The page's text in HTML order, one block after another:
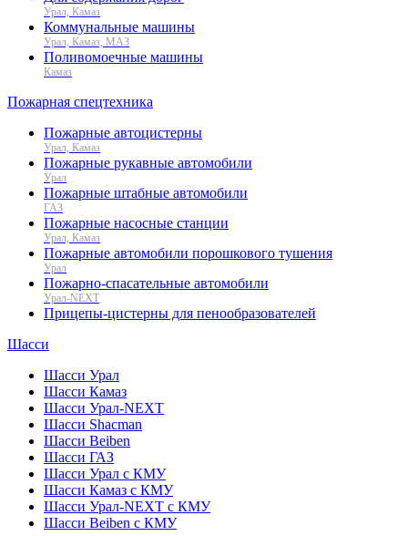
Урал, Камаз
Коммунальные машины
Урал, Камаз, МАЗ
Поливомоечные машины
Камаз
Пожарная спецтехника
Пожарные автоцистерны
Урал, Камаз
Пожарные рукавные автомобили
Урал
Пожарные штабные автомобили
ГАЗ
Пожарные насосные станции
Урал, Камаз
Пожарные автомобили порошкового тушения
Урал
Пожарно-спасательные автомобили
Урал-NEXT
Прицепы-цистерны для пенообразователей
Шасси
Шасси Урал
Шасси Камаз
Шасси Урал-NEXT
Шасси Shacman
Шасси Beiben
Шасси ГАЗ
Шасси Урал с КМУ
Шасси Камаз с КМУ
Шасси Урал-NEXT с КМУ
Шасси Beiben с КМУ